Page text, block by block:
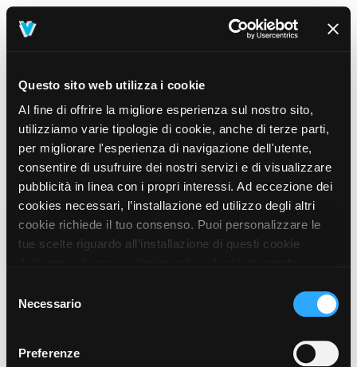
Questo sito web utilizza i cookie
Al fine di offrire la migliore esperienza sul nostro sito,
utilizziamo varie tipologie di cookie, anche di terze parti,
per migliorare l'esperienza di navigazione dell'utente,
consentire di usufruire dei nostri servizi e di visualizzare
pubblicità in linea con i propri interessi. Ad eccezione dei
cookies necessari, l’installazione ed utilizzo degli altri
cookie richiede il tuo consenso. Puoi personalizzare le
tue scelte riguardo all’installazione di questi cookie
prosegui” o decidere di accettare tutti i cookie, cliccando
sul pulsante “Accetta tutti i cookie”. Cliccando sul tasto
unicamente i cookie necessari alla navigazione. Per
delNecessario
Preferenze
404